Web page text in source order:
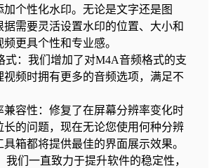
个性化水印。无论是文字还是图
据需要灵活设置水印的位置、大小和
更具个性和专业感。
式：我们增加了对M4A音频格式的支
视频时拥有更多的音频选项，满足不
兼容性：修复了在屏幕分辨率变化时
长的问题，现在无论您使用何种分辨
箱都将提供最佳的界面展示效果。
我们一直致力于提升软件的稳定性，